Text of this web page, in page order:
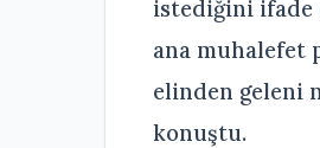
istediğini ifade
ana muhalefet
elinden geleni
konuştu.